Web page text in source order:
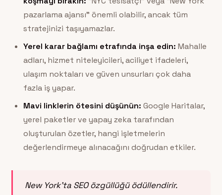
pazarlama ajansı” önemli olabilir, ancak tüm
stratejinizi taşıyamazlar.
Yerel karar bağlamı etrafında inşa edin: Mahalle
adları, hizmet niteleyicileri, aciliyet ifadeleri,
ulaşım noktaları ve güven unsurları çok daha
fazla iş yapar.
Mavi linklerin ötesini düşünün: Google Haritalar,
yerel paketler ve yapay zeka tarafından
oluşturulan özetler, hangi işletmelerin
değerlendirmeye alınacağını doğrudan etkiler.
New York’ta SEO özgüllüğü ödüllendirir.